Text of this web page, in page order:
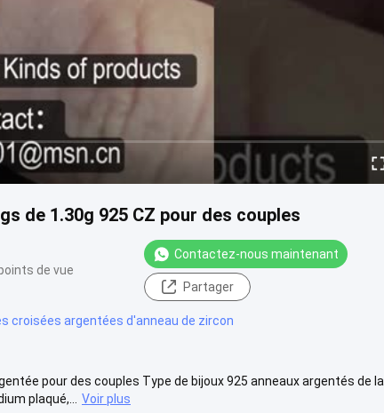
de 1.30g 925 CZ pour des couples
de vue
Contactez-nous maintenant
Partager
croisées argentées d'anneau de zircon
pour des couples Type de bijoux 925 anneaux argentés de la
plaqué,...
Voir plus